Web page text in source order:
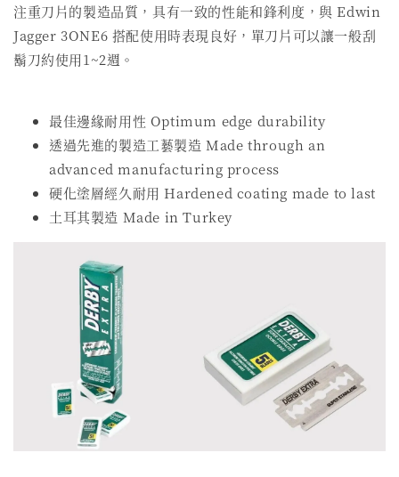
注重刀片的製造品質，具有一致的性能和鋒利度，與 Edwin
Jagger 3ONE6 搭配使用時表現良好，單刀片可以讓一般刮
鬍刀約使用1~2週。
最佳邊緣耐用性 Optimum edge durability
透過先進的製造工藝製造 Made through an
advanced manufacturing process
硬化塗層經久耐用 Hardened coating made to last
土耳其製造 Made in Turkey